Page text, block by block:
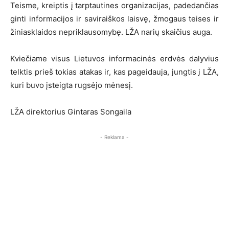
Teisme, kreiptis į tarptautines organizacijas, padedančias
ginti informacijos ir saviraiškos laisvę, žmogaus teises ir
žiniasklaidos nepriklausomybę. LŽA narių skaičius auga.
Kviečiame visus Lietuvos informacinės erdvės dalyvius
telktis prieš tokias atakas ir, kas pageidauja, jungtis į LŽA,
kuri buvo įsteigta rugsėjo mėnesį.
LŽA direktorius Gintaras Songaila
- Reklama -